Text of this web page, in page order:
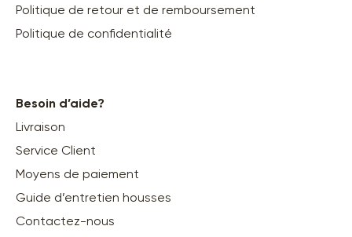
Politique de retour et de remboursement
Politique de confidentialité
Besoin d’aide?
Livraison
Service Client
Moyens de paiement
Guide d’entretien housses
Contactez-nous